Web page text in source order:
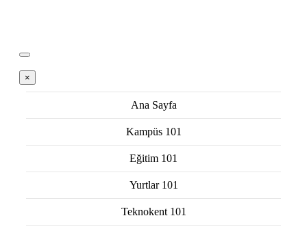
×
Ana Sayfa
Kampüs 101
Eğitim 101
Yurtlar 101
Teknokent 101